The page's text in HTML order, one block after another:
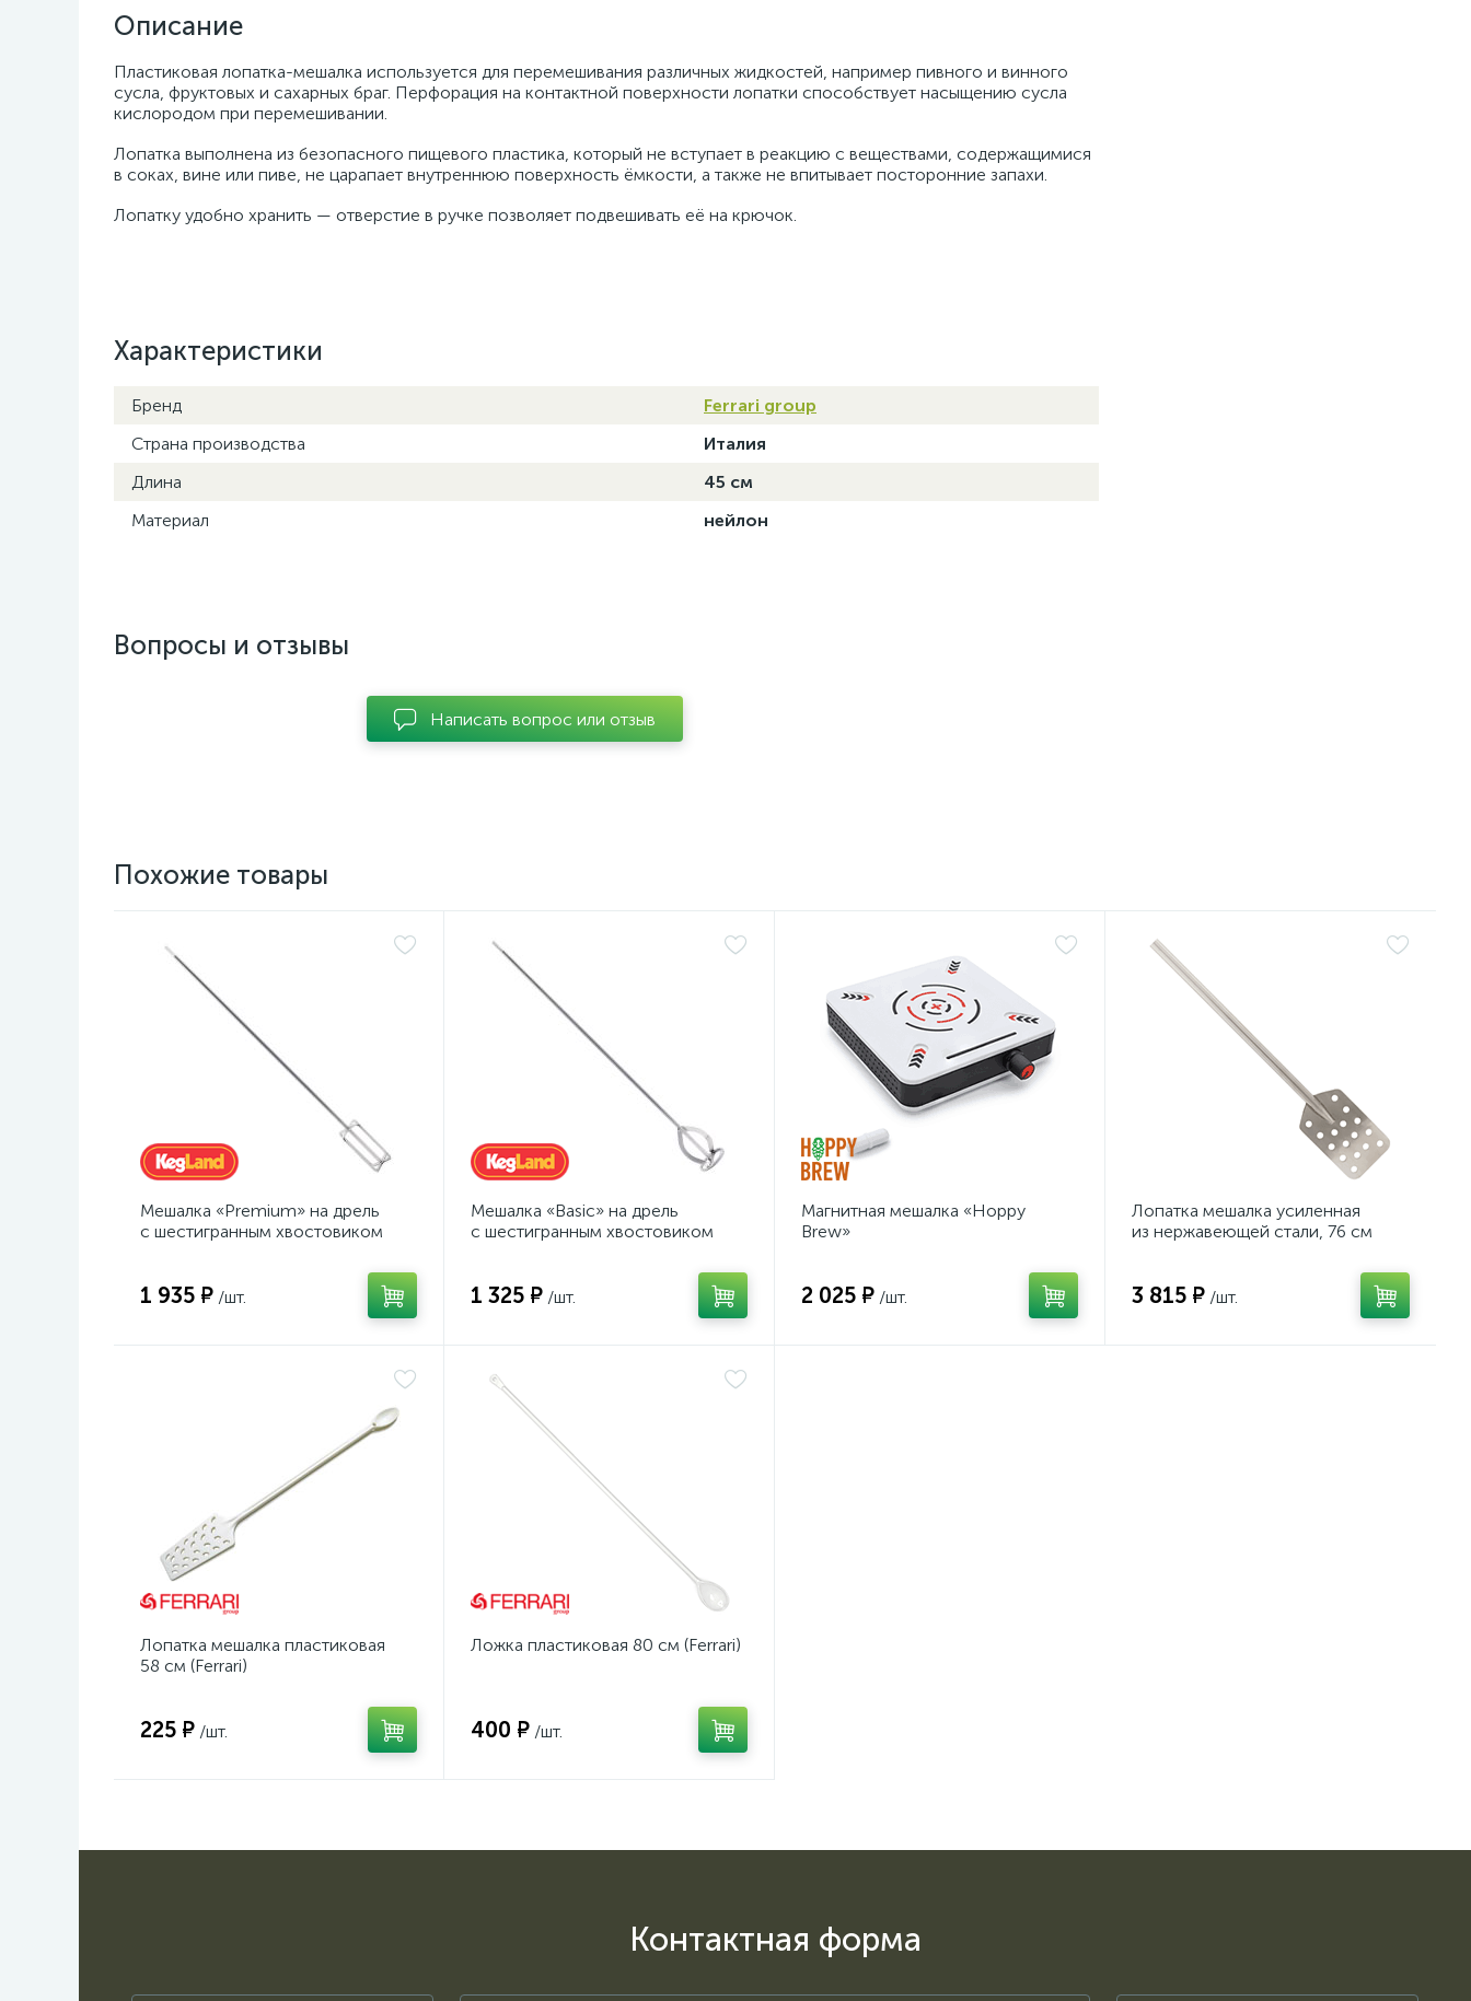
Описание
Пластиковая лопатка-мешалка используется для перемешивания различных жидкостей, например пивного и винного
сусла, фруктовых и сахарных браг. Перфорация на контактной поверхности лопатки способствует насыщению сусла
кислородом при перемешивании.
Лопатка выполнена из безопасного пищевого пластика, который не вступает в реакцию с веществами, содержащимися
в соках, вине или пиве, не царапает внутреннюю поверхность ёмкости, а также не впитывает посторонние запахи.
Лопатку удобно хранить — отверстие в ручке позволяет подвешивать её на крючок.
Характеристики
Бренд
Ferrari group
Страна производства
Италия
Длина
45 см
Материал
нейлон
Вопросы и отзывы
Написать вопрос или отзыв
Похожие товары
Мешалка «Premium» на дрель
с шестигранным хвостовиком
1 935 ₽ /шт.
Мешалка «Basic» на дрель
с шестигранным хвостовиком
1 325 ₽ /шт.
Магнитная мешалка «Hoppy
Brew»
2 025 ₽ /шт.
Лопатка мешалка усиленная
из нержавеющей стали, 76 см
3 815 ₽ /шт.
Лопатка мешалка пластиковая
58 см (Ferrari)
225 ₽ /шт.
Ложка пластиковая 80 см (Ferrari)
400 ₽ /шт.
Контактная форма